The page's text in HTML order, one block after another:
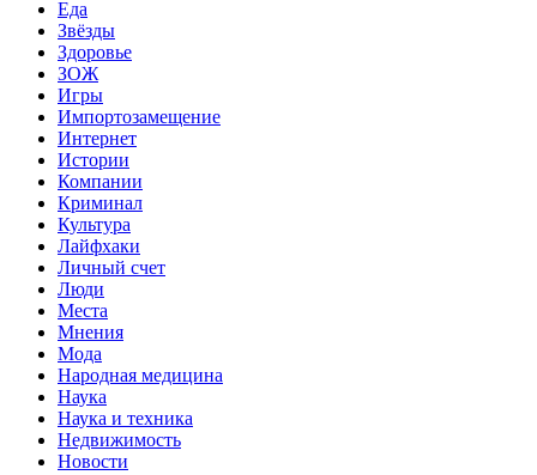
Еда
Звёзды
Здоровье
ЗОЖ
Игры
Импортозамещение
Интернет
Истории
Компании
Криминал
Культура
Лайфхаки
Личный счет
Люди
Места
Мнения
Мода
Народная медицина
Наука
Наука и техника
Недвижимость
Новости